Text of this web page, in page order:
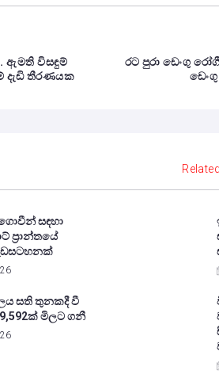
ඇමති විසඳුම්
දැඩි තීරණයක
‌රට පුරා ඩෙංගු
ගොවීන් සඳහා
ප්‍රාන්තයේ
සති තුනකදී වී
මිලට ගනී